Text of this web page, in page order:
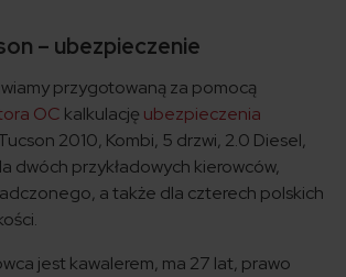
– ubezpieczenie
przygotowaną za pomocą
OC kalkulację ubezpieczenia
2010, Kombi, 5 drzwi, 2.0 Diesel,
dwóch przykładowych kierowców,
a także dla czterech polskich
jest kawalerem, ma 27 lat, prawo